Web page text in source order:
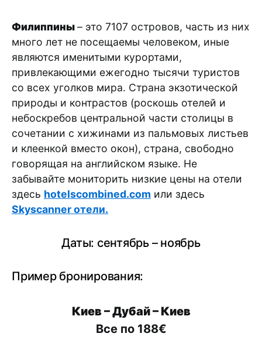
Филиппины– это 7107 островов, часть из них
много лет не посещаемы человеком, иные
являются именитыми курортами,
привлекающими ежегодно тысячи туристов
со всех уголков мира. Страна экзотической
природы и контрастов (роскошь отелей и
небоскребов центральной части столицы в
сочетании с хижинами из пальмовых листьев
и клеенкой вместо окон), страна, свободно
говорящая на английском языке. Не
забывайте мониторить низкие цены на отели
здесь hotelscombined.com или здесь
Skyscanner отели.
Даты: сентябрь – ноябрь
Пример бронирования:
Киев – Дубай – Киев
Все по 188€